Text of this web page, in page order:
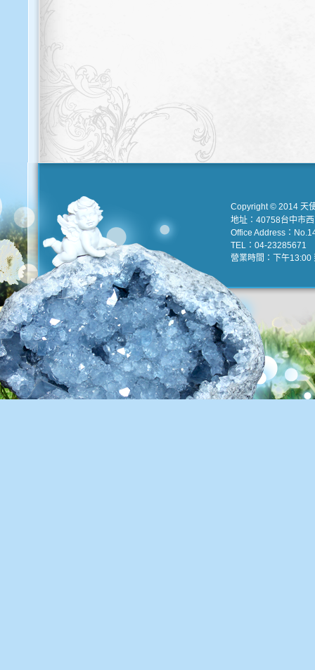
Copyright © 2014 天
地址：40758台中市
Office Address：
TEL：04-23285671
營業時間：下午13:00